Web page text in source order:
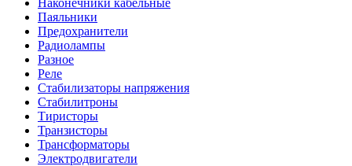
Паяльники
Предохранители
Радиолампы
Разное
Реле
Стабилизаторы напряжения
Стабилитроны
Тиристоры
Транзисторы
Трансформаторы
Электродвигатели